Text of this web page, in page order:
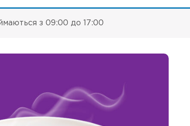
з 09:00 до 17:00